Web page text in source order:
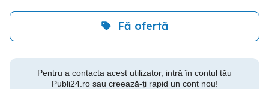
Fă ofertă
Pentru a contacta acest utilizator, intră în contul tău
Publi24.ro sau creează-ți rapid un cont nou!